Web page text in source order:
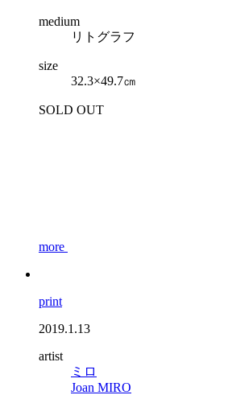
medium
リトグラフ
size
32.3×49.7㎝
SOLD OUT
more
print
2019.1.13
artist
ミロ
Joan MIRO